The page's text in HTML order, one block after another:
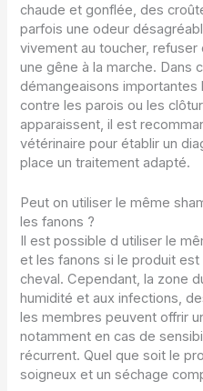
chaude et gonflée, des
parfois une odeur
vivement au toucher,
une gêne à la marche. Dans
démangeaisons
contre les parois ou les
apparaissent, il est
vétérinaire pour établir un
place un traitement adapté.
Peut on utiliser le même
les fanons ?
Il est possible d utiliser le
et les fanons si le produit
cheval. Cependant, la zone
humidité et aux infections,
les membres peuvent offrir
notamment en cas de
récurrent. Quel que soit le
soigneux et un séchage